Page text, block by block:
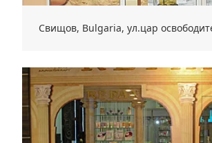
Свищов, Bulgaria, ул.цар